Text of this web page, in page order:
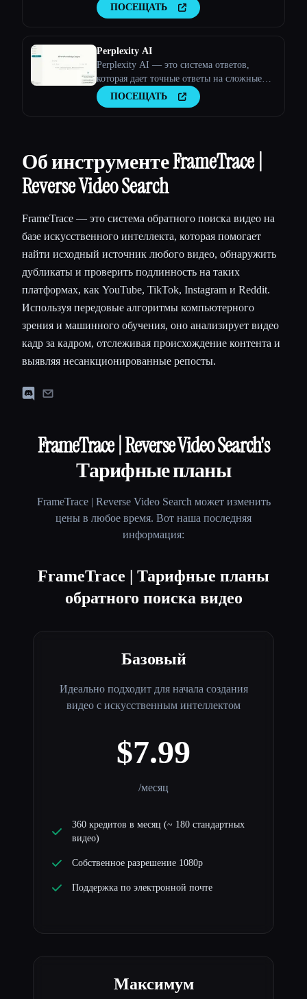
ПОСЕЩАТЬ
Perplexity AI
Perplexity AI — это система ответов,
которая дает точные ответы на сложные
вопросы с использованием больших
языковых моделей.
ПОСЕЩАТЬ
Об инструменте FrameTrace |
Reverse Video Search
FrameTrace — это система обратного поиска видео на
базе искусственного интеллекта, которая помогает
найти исходный источник любого видео, обнаружить
дубликаты и проверить подлинность на таких
платформах, как YouTube, TikTok, Instagram и Reddit.
Используя передовые алгоритмы компьютерного
зрения и машинного обучения, оно анализирует видео
кадр за кадром, отслеживая происхождение контента и
выявляя несанкционированные репосты.
FrameTrace | Reverse Video Search's
Тарифные планы
FrameTrace | Reverse Video Search может изменить
цены в любое время. Вот наша последняя
информация:
FrameTrace | Тарифные планы
обратного поиска видео
Базовый
Идеально подходит для начала создания
видео с искусственным интеллектом
$7.99
/месяц
360 кредитов в месяц (~ 180 стандартных
видео)
Собственное разрешение 1080p
Поддержка по электронной почте
Максимум